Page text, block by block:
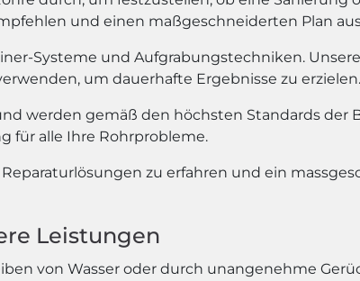
und einen maßgeschneiderten Plan
Systeme und Aufgrabungstechniken.
um dauerhafte Ergebnisse zu erzielen.
werden gemäß den höchsten Standards der
für alle Ihre Rohrprobleme.
zu erfahren und ein
Leistungen
von Wasser oder durch unangenehme